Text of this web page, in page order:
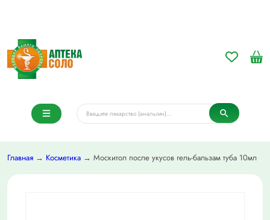
Главная → Косметика → Москитол после укусов гель-бальзам туба 10мл